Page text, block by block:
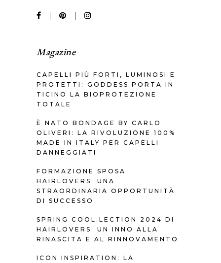
Magazine
CAPELLI PIÙ FORTI, LUMINOSI E
PROTETTI: GODDESS PORTA IN
TICINO LA BIOPROTEZIONE
TOTALE
È NATO BONDAGE BY CARLO
OLIVERI: LA RIVOLUZIONE 100%
MADE IN ITALY PER CAPELLI
DANNEGGIATI
FORMAZIONE SPOSA
HAIRLOVERS: UNA
STRAORDINARIA OPPORTUNITÀ
DI SUCCESSO
SPRING COOL.LECTION 2024 DI
HAIRLOVERS: UN INNO ALLA
RINASCITA E AL RINNOVAMENTO
ICON INSPIRATION: LA